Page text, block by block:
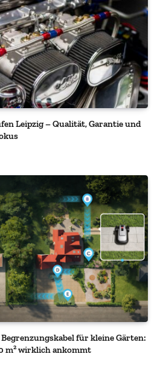
Leipzig – Qualität, Garantie und
für kleine Gärten:
m² wirklich ankommt